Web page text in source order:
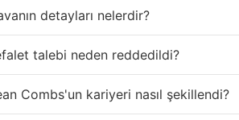
detayları nelerdir?
talebi neden reddedildi?
Combs'un kariyeri nasıl şekillendi?